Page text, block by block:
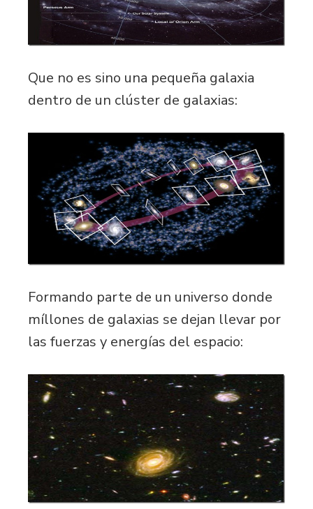
Que no es sino una pequeña galaxia
dentro de un clúster de galaxias:
Formando parte de un universo donde
míllones de galaxias se dejan llevar por
las fuerzas y energías del espacio: